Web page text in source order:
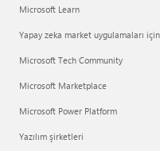
Microsoft Learn
Yapay zeka market uygulamaları
Microsoft Tech Community
Microsoft Marketplace
Microsoft Power Platform
Yazılım şirketleri